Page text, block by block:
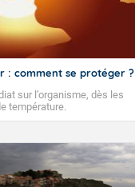
: comment se protéger ?
sur l’organisme, dès les
température.